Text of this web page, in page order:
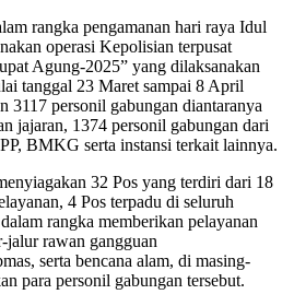
rangka pengamanan hari raya Idul
operasi Kepolisian terpusat
Agung-2025” yang dilaksanakan
tanggal 23 Maret sampai 8 April
3117 personil gabungan diantaranya
jajaran, 1374 personil gabungan dari
BMKG serta instansi terkait lainnya.
32 Pos yang terdiri dari 18
4 Pos terpadu di seluruh
rangka memberikan pelayanan
jalur rawan gangguan
serta bencana alam, di masing-
para personil gabungan tersebut.